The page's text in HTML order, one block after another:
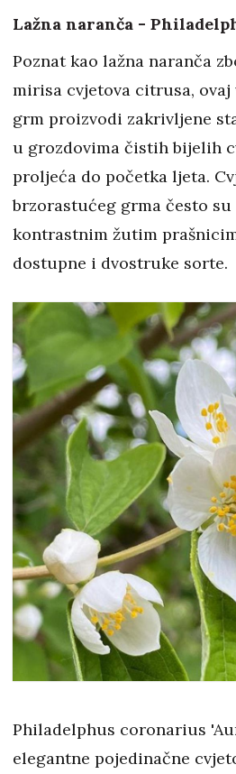
Lažna naranča -
Poznat kao lažna naranča
mirisa cvjetova citrusa,
grm proizvodi zakrivljene
u grozdovima čistih bijelih
proljeća do početka ljeta.
brzorastućeg grma često
kontrastnim žutim
dostupne i dvostruke sorte.
Philadelphus coronarius
elegantne pojedinačne